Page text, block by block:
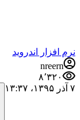
نرم افزار اندروید
nreern
۸٬۳۲۰
۷ آذر ۱۳۹۵،‏ ۱۳:۳۷